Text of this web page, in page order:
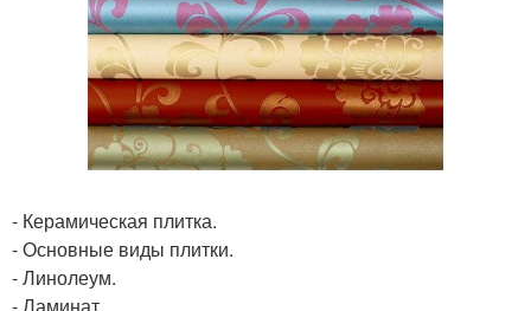
- Керамическая плитка.
- Основные виды плитки.
- Линолеум.
- Ламинат.